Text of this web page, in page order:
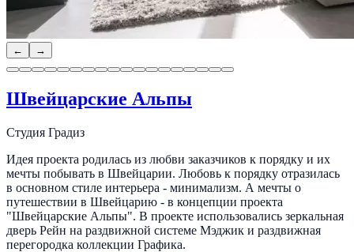
← →
Швейцарские Альпы
Студия Градиз
Идея проекта родилась из любви заказчиков к порядку и их
мечты побывать в Швейцарии. Любовь к порядку отразилась
в основном стиле интерьера - минимализм. А мечты о
путешествии в Швейцарию - в концепции проекта
"Швейцарские Альпы". В проекте использовались зеркальная
дверь Рейн на раздвижной системе Мэджик и раздвижная
перегородка коллекции Графика.